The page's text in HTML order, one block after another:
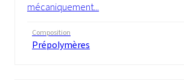
mécaniquement...
Composition
Prépolymères